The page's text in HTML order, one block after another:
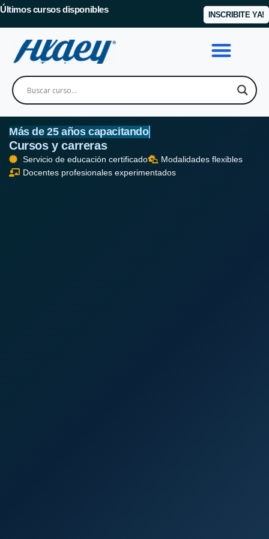
Últimos cursos disponibles
INSCRIBITE YA!
Más de 25 años capacitando
Cursos y carreras
Servicio de educación certificado
Modalidades flexibles
Docentes profesionales experimentados